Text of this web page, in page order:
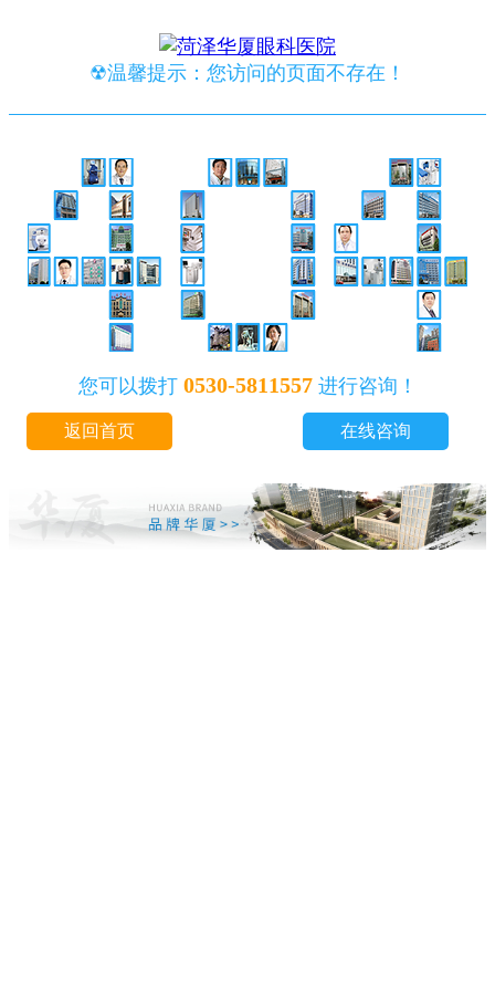
☢温馨提示：您访问的页面不存在！
您可以拨打 0530-5811557进行咨询！
返回首页 在线咨询